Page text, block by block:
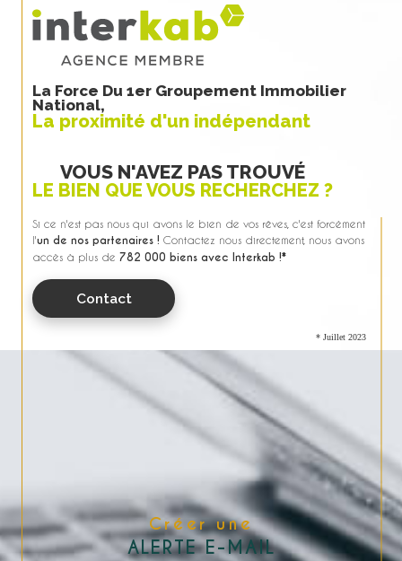
La Force Du 1er Groupement Immobilier
National,
La proximité d'un indépendant
VOUS N'AVEZ PAS TROUVÉ
LE BIEN QUE VOUS RECHERCHEZ ?
Si ce n'est pas nous qui avons le bien de vos rêves, c'est forcément
l'un de nos partenaires ! Contactez nous directement, nous avons
accès à plus de 782 000 biens avec Interkab !*
Contact
* Juillet 2023
Créer une
ALERTE E-MAIL